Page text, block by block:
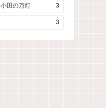
小田の万灯 3
3